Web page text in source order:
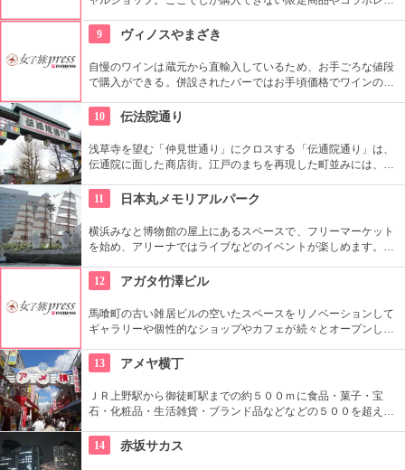
日本一高いところでの購入として記念に残る思い出に！
9 ヴィノスやまざき
自慢のワインは蔵元から直輸入しているため、お手ごろな値段
で購入ができる。併設されたバーではお手頃価格でワインのテ
10
伝法院通り
浅草寺を望む「仲見世通り」にクロスする「伝通院通り」は、
伝通院に面した商店街。江戸のまちを再現した町並みには、屋
あります。多彩なお店が並んでいて、買い物や食事も楽しめま
す。
11 日本丸メモリアルパーク
横浜みなと博物館の屋上にあるスペースで、フリーマーケット
を始め、アリーナではライブなどのイベントが楽しめます。も
財に指定されています。
12 アガタ竹澤ビル
馬喰町の古い雑居ビルの空いたスペースをリノベーションして
ギャラリーや個性的なショップやカフェが続々とオープンした
注目を浴びるアートビルとなっている。
13 アメヤ横丁
ＪＲ上野駅から御徒町駅までの約５００ｍに食品・菓子・宝
石・化粧品・生活雑貨・ブランド品などなどの５００を超える
叩き売りがある。
14 赤坂サカス